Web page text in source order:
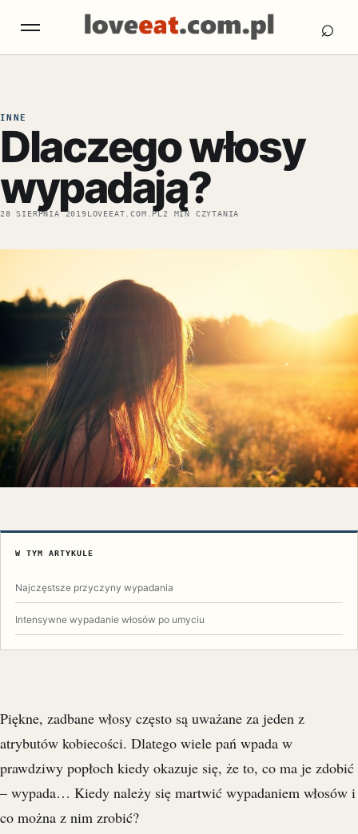
Otwórz menu ⌕
INNE
Dlaczego włosy
wypadają?
28 SIERPNIA 2019LOVEEAT.COM.PL2 MIN CZYTANIA
W TYM ARTYKULE
Najczęstsze przyczyny wypadania
Intensywne wypadanie włosów po umyciu
Piękne, zadbane włosy często są uważane za jeden z
atrybutów kobiecości. Dlatego wiele pań wpada w
prawdziwy popłoch kiedy okazuje się, że to, co ma je zdobić
– wypada… Kiedy należy się martwić wypadaniem włosów i
co można z nim zrobić?